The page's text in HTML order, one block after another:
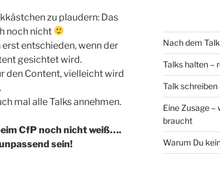
zu plaudern: Das
noch nicht
entschieden, wenn der
gesichtet wird.
den Content, vielleicht wird
mal alle Talks annehmen.
CfP noch nicht weiß….
sein!
Nach dem
Talks halten –
Talk schreiben
Eine Zusage –
braucht
Warum Du